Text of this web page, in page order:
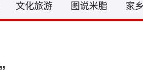
文化旅游 图说米脂 家